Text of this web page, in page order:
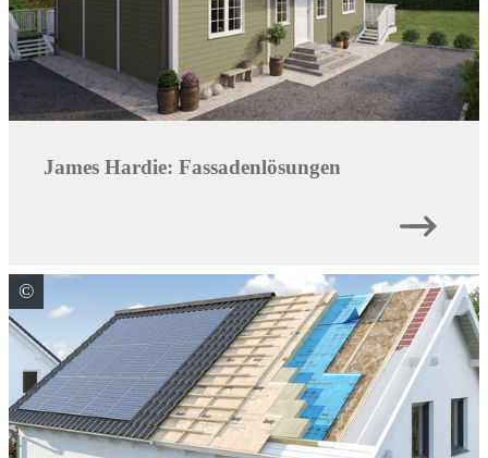
James Hardie: Fassadenlösungen
© Knauf Insulation GmbH